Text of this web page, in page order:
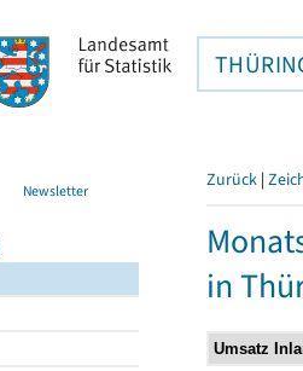
Newsletter Zurück |
in